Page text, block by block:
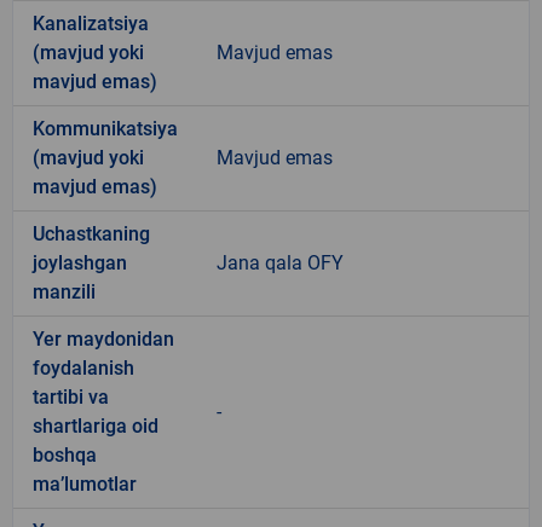
Kanalizatsiya
(mavjud yoki
mavjud emas)
Mavjud emas
Kommunikatsiya
(mavjud yoki
mavjud emas)
Mavjud emas
Uchastkaning
joylashgan
manzili
Jana qala OFY
Yer maydonidan
foydalanish
tartibi va
shartlariga oid
boshqa
ma’lumotlar
-